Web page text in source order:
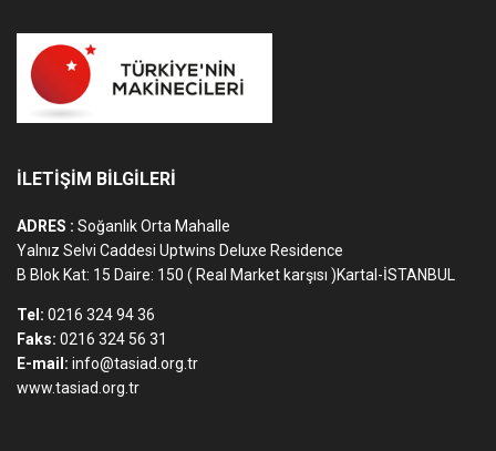
İLETİŞİM BİLGİLERİ
ADRES : Soğanlık Orta Mahalle
Yalnız Selvi Caddesi Uptwins Deluxe Residence
B Blok Kat: 15 Daire: 150 ( Real Market karşısı )Kartal-İSTANBUL
Tel: 0216 324 94 36
Faks: 0216 324 56 31
E-mail: info@tasiad.org.tr
www.tasiad.org.tr